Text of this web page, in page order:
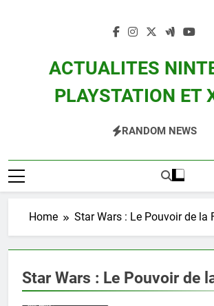
ACTUALITES
PLAYSTATION ET
Zelda, Splatoon, Pokemon Entre
RANDOM NEWS
Home Star Wars : Le Pouvoir de la
Star Wars : Le Pouvoir de